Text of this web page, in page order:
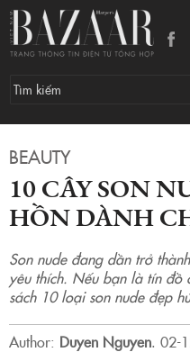
BEAUTY
10 CÂY SON
HỒN DÀNH
Son nude đang dần trở
yêu thích. Nếu bạn là tín đồ
sách 10 loại son nude đẹp
Author: Duyen Nguyen. 02-